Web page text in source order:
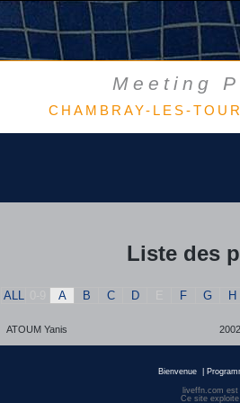
Meeting
CHAMBRAY-LES-
Liste des
ALL A B C D F G H
ATOUM Yanis 2002
Bienvenue
liveffn.com
Ce site